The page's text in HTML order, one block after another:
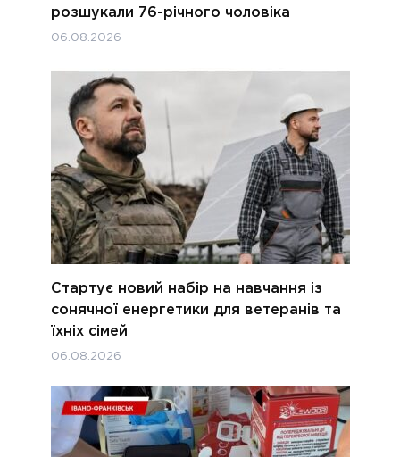
розшукали 76-річного чоловіка
06.08.2026
Стартує новий набір на навчання із
сонячної енергетики для ветеранів та
їхніх сімей
06.08.2026